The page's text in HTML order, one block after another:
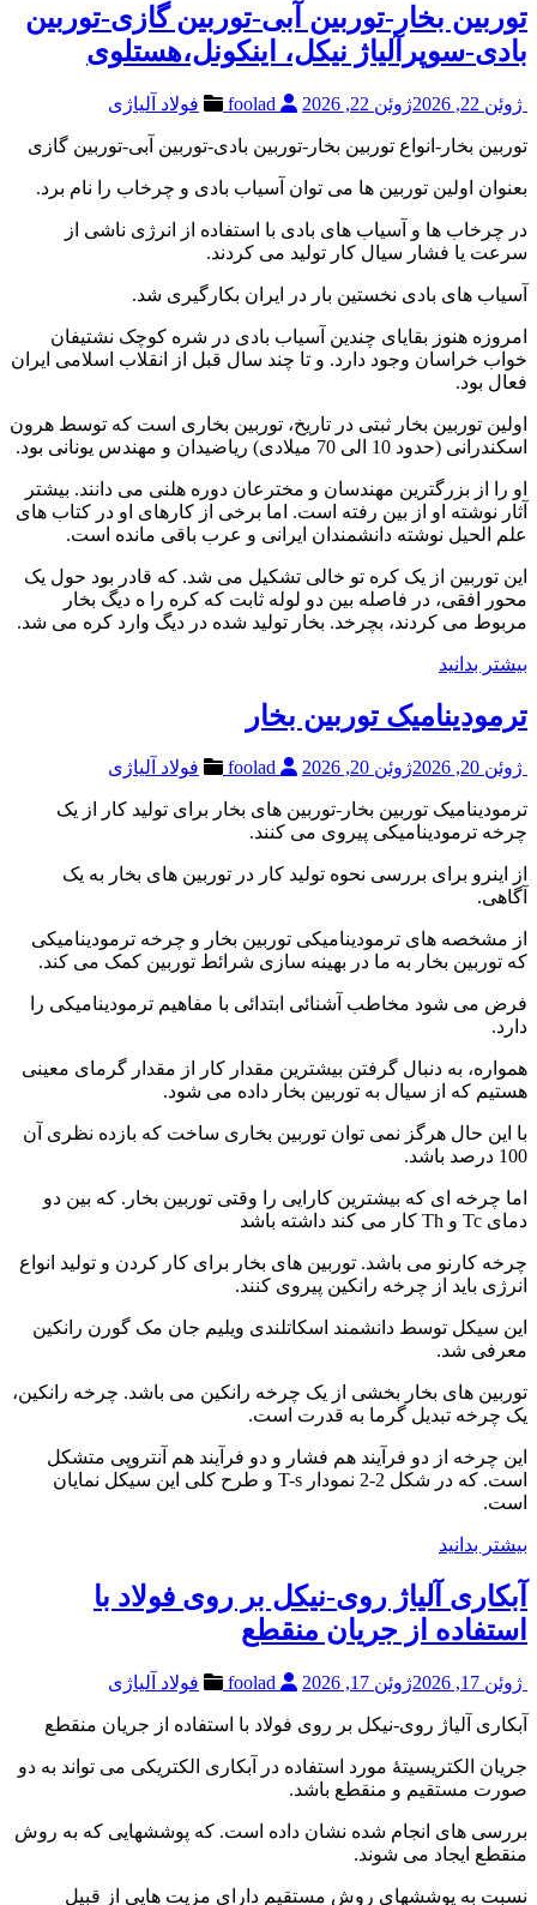
توربین بخار-توربین آبی-توربین گازی-توربین
بادی-سوپرآلیاژ نیکل، اینکونل،هستلوی
ژوئن 22, 2026 ژوئن 22, 2026 فولاد آلیاژی
توربین بخار-انواع توربین بخار-توربین بادی-توربین آبی-توربین گازی
بعنوان اولین توربین ها می توان آسیاب بادی و چرخاب را نام برد.
در چرخاب ها و آسیاب های بادی با استفاده از انرژی ناشی از
سرعت یا فشار سیال کار تولید می کردند.
آسیاب های بادی نخستین بار در ایران بکارگیری شد.
امروزه هنوز بقایای چندین آسیاب بادی در شره کوچک نشتیفان
خواب خراسان وجود دارد. و تا چند سال قبل از انقلاب اسلامی ایران
فعال بود.
اولین توربین بخار ثبتی در تاریخ، توربین بخاری است که توسط هرون
اسکندرانی (حدود 10 الی 70 میلادی) ریاضیدان و مهندس یونانی بود.
او را از بزرگترین مهندسان و مخترعان دوره هلنی می دانند. بیشتر
آثار نوشته او از بین رفته است. اما برخی از کارهای او در کتاب های
علم الحیل نوشته دانشمندان ایرانی و عرب باقی مانده است.
این توربین از یک کره تو خالی تشکیل می شد. که قادر بود حول یک
محور افقی، در فاصله بین دو لوله ثابت که کره را ه دیگ بخار
مربوط می کردند، بچرخد. بخار تولید شده در دیگ وارد کره می شد.
بیشتر بدانید
ترمودینامیک توربین بخار
ژوئن 20, 2026 ژوئن 20, 2026 فولاد آلیاژی
ترمودینامیک توربین بخار-توربین های بخار برای تولید کار از یک
چرخه ترمودینامیکی پیروی می کنند.
از اینرو برای بررسی نحوه تولید کار در توربین های بخار به یک
آگاهی.
از مشخصه های ترمودینامیکی توربین بخار و چرخه ترمودینامیکی
که توربین بخار به ما در بهینه سازی شرائط توربین کمک می کند.
فرض می شود مخاطب آشنائی ابتدائی با مفاهیم ترمودینامیکی را
دارد.
همواره، به دنبال گرفتن بیشترین مقدار کار از مقدار گرمای معینی
هستیم که از سیال به توربین بخار داده می شود.
با این حال هرگز نمی توان توربین بخاری ساخت که بازده نظری آن
100 درصد باشد.
اما چرخه ای که بیشترین کارایی را وقتی توربین بخار. که بین دو
دمای Tc و Th کار می کند داشته باشد
چرخه کارنو می باشد. توربین های بخار برای کار کردن و تولید انواع
انرژی باید از چرخه رانکین پیروی کنند.
این سیکل توسط دانشمند اسکاتلندی ویلیم جان مک گورن رانکین
معرفی شد.
توربین های بخار بخشی از یک چرخه رانکین می باشد. چرخه رانکین،
یک چرخه تبدیل گرما به قدرت است.
این چرخه از دو فرآیند هم فشار و دو فرآیند هم آنتروپی متشکل
است. که در شکل 2-2 نمودار T-s و طرح کلی این سیکل نمایان
است.
بیشتر بدانید
آبکاری آلیاژ روی-نیکل بر روی فولاد با
استفاده از جریان منقطع
ژوئن 17, 2026 ژوئن 17, 2026 فولاد آلیاژی
آبکاری آلیاژ روی-نیکل بر روی فولاد با استفاده از جریان منقطع
جریان الکتریسیتۀ مورد استفاده در آبکاری الکتریکی می تواند به دو
صورت مستقیم و منقطع باشد.
بررسی های انجام شده نشان داده است. که پوششهایی که به روش
منقطع ایجاد می شوند.
نسبت به پوششهای روش مستقیم دارای مزیت هایی از قبیل